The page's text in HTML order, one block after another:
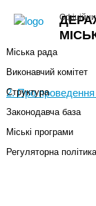
2. Про проведення
Міський голова
Міська рада
Виконавчий комітет
Структура
Законодавча база
Міські програми
Регуляторна політика